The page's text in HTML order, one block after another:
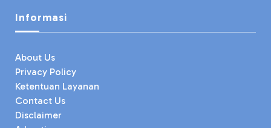
Informasi
About Us
Privacy Policy
Ketentuan Layanan
Contact Us
Disclaimer